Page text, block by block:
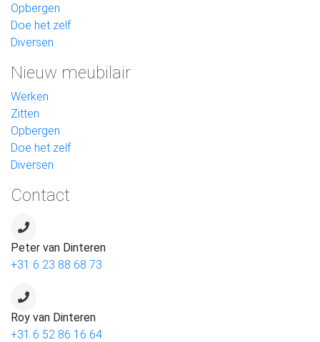
Opbergen
Doe het zelf
Diversen
Nieuw meubilair
Werken
Zitten
Opbergen
Doe het zelf
Diversen
Contact
Peter van Dinteren
+31 6 23 88 68 73
Roy van Dinteren
+31 6 52 86 16 64